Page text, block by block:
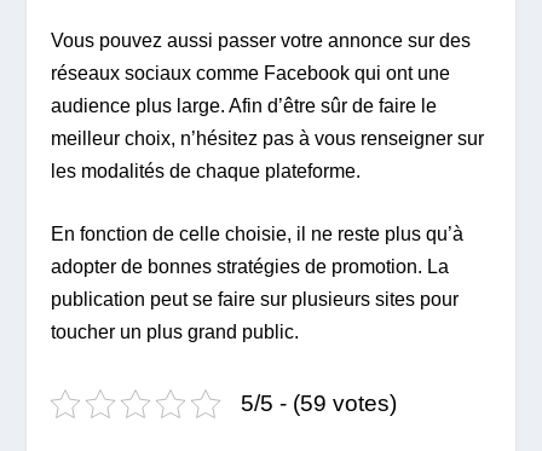
Vous pouvez aussi passer votre annonce sur des
réseaux sociaux comme Facebook qui ont une
audience plus large. Afin d’être sûr de faire le
meilleur choix, n’hésitez pas à vous renseigner sur
les modalités de chaque plateforme.
En fonction de celle choisie, il ne reste plus qu’à
adopter de bonnes stratégies de promotion. La
publication peut se faire sur plusieurs sites pour
toucher un plus grand public.
5/5 - (59 votes)